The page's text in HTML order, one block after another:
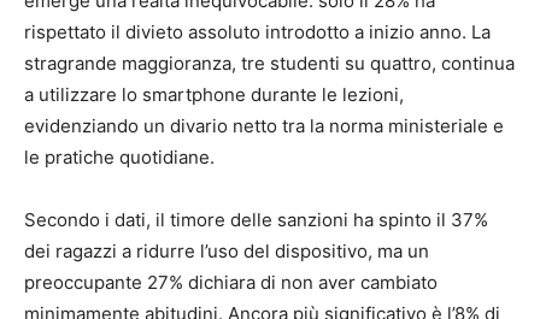
rispettato il divieto assoluto introdotto a inizio anno. La
stragrande maggioranza, tre studenti su quattro, continua
a utilizzare lo smartphone durante le lezioni,
evidenziando un divario netto tra la norma ministeriale e
le pratiche quotidiane.
Secondo i dati, il timore delle sanzioni ha spinto il 37%
dei ragazzi a ridurre l’uso del dispositivo, ma un
preoccupante 27% dichiara di non aver cambiato
minimamente abitudini. Ancora più significativo è l’8% di